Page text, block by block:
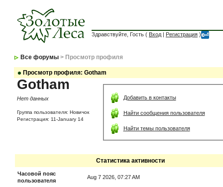
Здравствуйте, Гость ( Вход | Регистрация )
Все форумы > Просмотр профиля
Просмотр профиля: Gotham
Gotham
Нет данных
Группа пользователя: Новичок
Регистрация: 11-January 14
Добавить в контакты
Найти сообщения пользователя
Найти темы пользователя
Статистика активности
Часовой пояс
пользователя
Aug 7 2026, 07:27 AM